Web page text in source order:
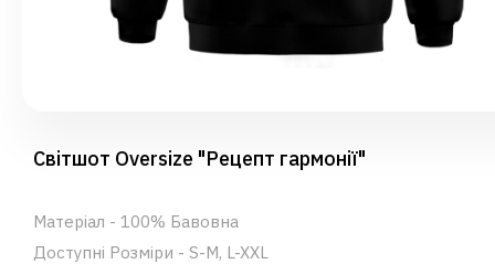
Світшот Oversize "Рецепт гармонії"
Матеріал - 100% Бавовна
Доступні Розміри - S-M, L-XXL